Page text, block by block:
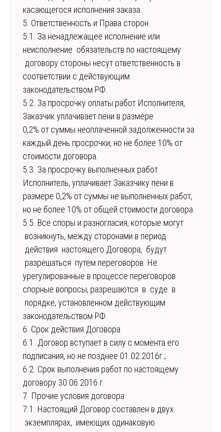
касающегося исполнения заказа.
5. Ответственность и Права сторон.
5.1. За ненадлежащее исполнение или
неисполнение обязательств по настоящему
договору стороны несут ответственность в
соответствии с действующим
законодательством РФ.
5.2. За просрочку оплаты работ Исполнителя,
Заказчик уплачивает пени в размере
0,2% от суммы неоплаченной задолженности за
каждый день просрочки, но не более 10% от
стоимости договора.
5.3. За просрочку выполненных работ
Исполнитель, уплачивает Заказчику пени в
размере 0,2% от суммы не выполненных работ,
но не более 10% от общей стоимости договора.
5.5. Все споры и разногласия, которые могут
возникнуть, между сторонами в период
действия настоящего Договора, будут
разрешаться путем переговоров. Не
урегулированные в процессе переговоров
спорные вопросы, разрешаются в суде в
порядке, установленном действующим
законодательством РФ.
6. Срок действия Договора
6.1. Договор вступает в силу с момента его
подписания, но не позднее 01.02.2016г.;
6.2. Срок выполнения работ по настоящему
договору 30.06.2016 г.
7. Прочие условия договора
7.1. Настоящий Договор составлен в двух
экземплярах, имеющих одинаковую